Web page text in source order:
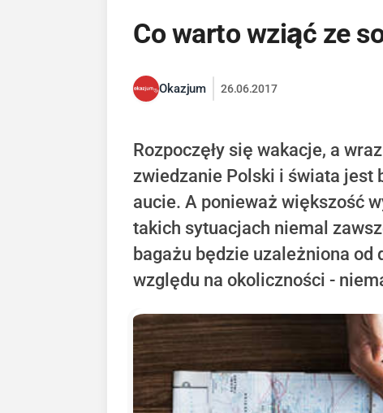
Co warto wziąć ze
Okazjum 26.06.2017
Rozpoczęły się wakacje, a
zwiedzanie Polski i świata jest
aucie. A ponieważ większość
takich sytuacjach niemal
bagażu będzie uzależniona od
względu na okoliczności -